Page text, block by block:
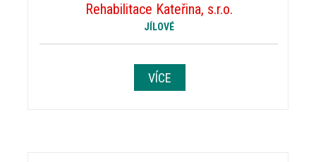
Rehabilitace Kateřina, s.r.o.
JÍLOVÉ
VÍCE